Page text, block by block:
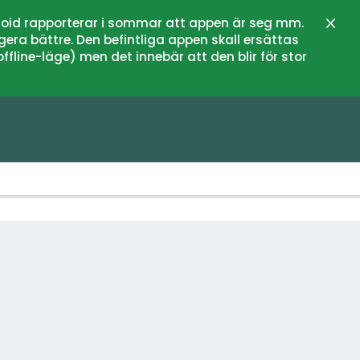
rapporterar i sommar att appen är seg mm.
bättre. Den befintliga appen skall ersättas
läge) men det innebär att den blir för stor